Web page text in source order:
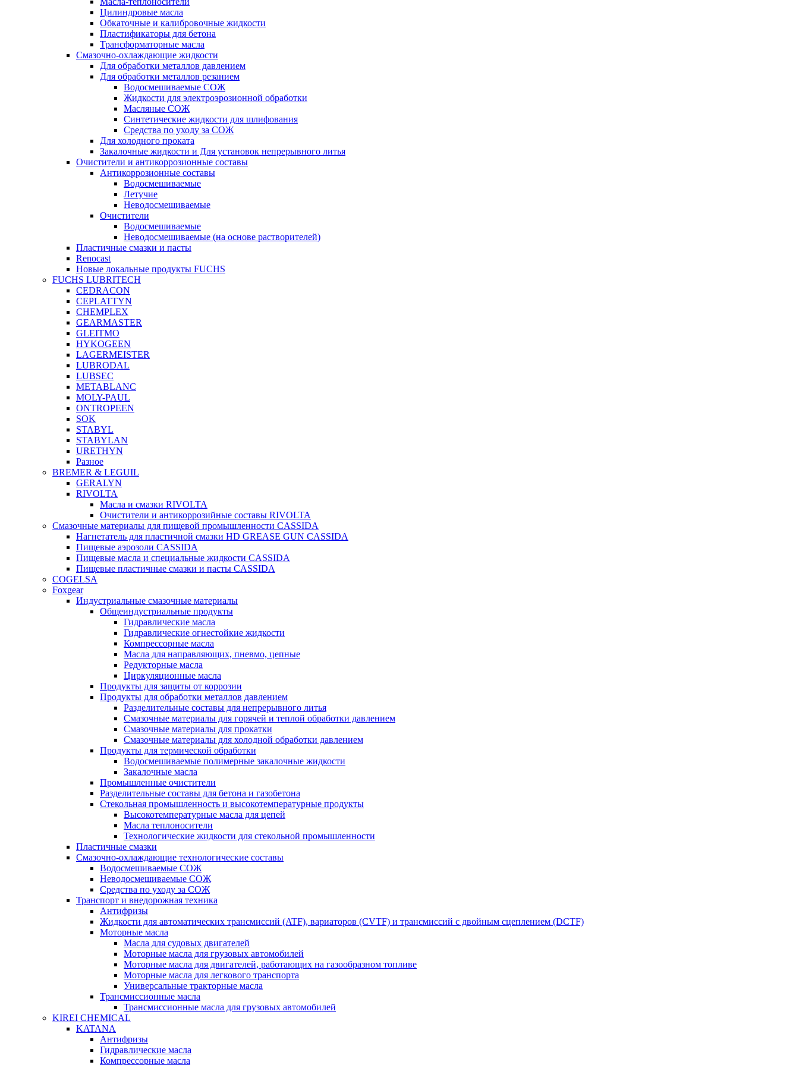
Цилиндровые масла
Обкаточные и калибровочные жидкости
Пластификаторы для бетона
Трансформаторные масла
Смазочно-охлаждающие жидкости
Для обработки металлов давлением
Для обработки металлов резанием
Водосмешиваемые СОЖ
Жидкости для электроэрозионной обработки
Масляные СОЖ
Синтетические жидкости для шлифования
Средства по уходу за СОЖ
Для холодного проката
Закалочные жидкости и Для установок непрерывного литья
Очистители и антикоррозионные составы
Антикоррозионные составы
Водосмешиваемые
Летучие
Неводосмешиваемые
Очистители
Водосмешиваемые
Неводосмешиваемые (на основе растворителей)
Пластичные смазки и пасты
Renocast
Новые локальные продукты FUCHS
FUCHS LUBRITECH
CEDRACON
CEPLATTYN
CHEMPLEX
GEARMASTER
GLEITMO
HYKOGEEN
LAGERMEISTER
LUBRODAL
LUBSEC
METABLANC
MOLY-PAUL
ONTROPEEN
SOK
STABYL
STABYLAN
URETHYN
Разное
BREMER & LEGUIL
GERALYN
RIVOLTA
Масла и смазки RIVOLTA
Очистители и антикоррозийные составы RIVOLTA
Смазочные материалы для пищевой промышленности CASSIDA
Нагнетатель для пластичной смазки HD GREASE GUN CASSIDA
Пищевые аэрозоли CASSIDA
Пищевые масла и специальные жидкости CASSIDA
Пищевые пластичные смазки и пасты CASSIDA
COGELSA
Foxgear
Индустриальные смазочные материалы
Общеиндустриальные продукты
Гидравлические масла
Гидравлические огнестойкие жидкости
Компрессорные масла
Масла для направляющих, пневмо, цепные
Редукторные масла
Циркуляционные масла
Продукты для защиты от коррозии
Продукты для обработки металлов давлением
Разделительные составы для непрерывного литья
Смазочные материалы для горячей и теплой обработки давлением
Смазочные материалы для прокатки
Смазочные материалы для холодной обработки давлением
Продукты для термической обработки
Водосмешиваемые полимерные закалочные жидкости
Закалочные масла
Промышленные очистители
Разделительные составы для бетона и газобетона
Стекольная промышленность и высокотемпературные продукты
Высокотемпературные масла для цепей
Масла теплоносители
Технологические жидкости для стекольной промышленности
Пластичные смазки
Смазочно-охлаждающие технологические составы
Водосмешиваемые СОЖ
Неводосмешиваемые СОЖ
Средства по уходу за СОЖ
Транспорт и внедорожная техника
Антифризы
Жидкости для автоматических трансмиссий (ATF), вариаторов (CVTF) и трансмиссий с двойным сцеплением (DCTF)
Моторные масла
Масла для судовых двигателей
Моторные масла для грузовых автомобилей
Моторные масла для двигателей, работающих на газообразном топливе
Моторные масла для легкового транспорта
Универсальные тракторные масла
Трансмиссионные масла
Трансмиссионные масла для грузовых автомобилей
KIREI CHEMICAL
KATANA
Антифризы
Гидравлические масла
Компрессорные масла